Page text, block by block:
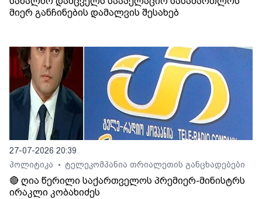
მიერ განჩინების დამალვის შესახებ
27-07-2026 20:39
პოლიტიკა
• ტელეკომპანია თრიალეთის განცხადებები
🔴 ღია წერილი საქართველოს პრემიერ-მინისტრს
ირაკლი კობახიძეს